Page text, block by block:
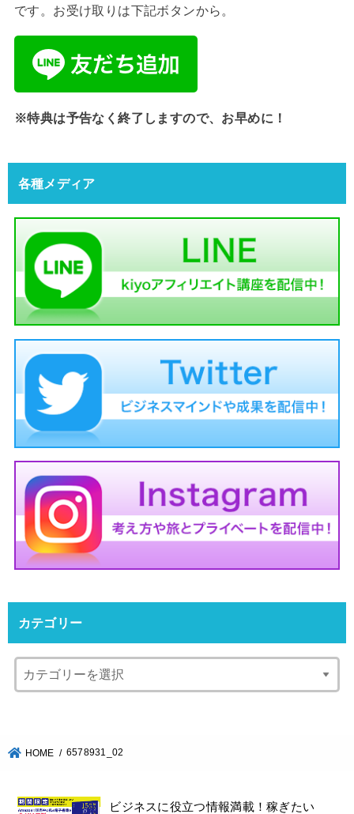
です。お受け取りは下記ボタンから。
※特典は予告なく終了しますので、お早めに！
各種メディア
カテゴリー
HOME 6578931_02
ビジネスに役立つ情報満載！稼ぎたい